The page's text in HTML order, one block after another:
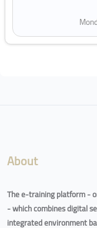
About
The e-training platform -
- which combines digital
integrated environment